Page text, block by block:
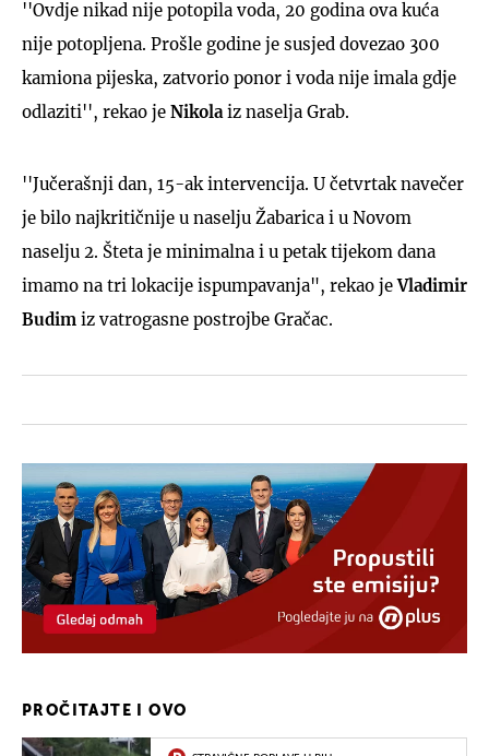
''Ovdje nikad nije potopila voda, 20 godina ova kuća
nije potopljena. Prošle godine je susjed dovezao 300
kamiona pijeska, zatvorio ponor i voda nije imala gdje
odlaziti'', rekao je Nikola iz naselja Grab.
''Jučerašnji dan, 15-ak intervencija. U četvrtak navečer
je bilo najkritičnije u naselju Žabarica i u Novom
naselju 2. Šteta je minimalna i u petak tijekom dana
imamo na tri lokacije ispumpavanja", rekao jeVladimir
Budim iz vatrogasne postrojbe Gračac.
PROČITAJTE I OVO